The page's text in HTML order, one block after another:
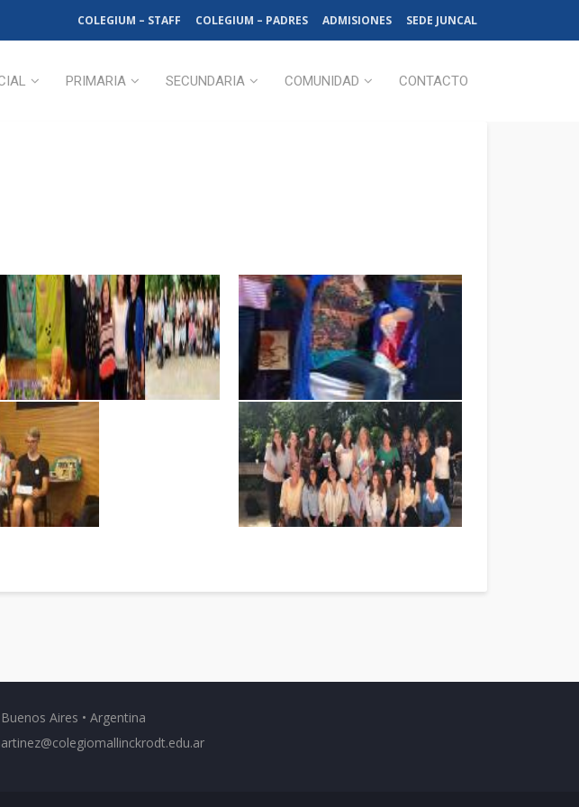
COLEGIUM – STAFF COLEGIUM – PADRES ADMISIONES SEDE JUNCAL
PRIMARIA SECUNDARIA COMUNIDAD CONTACTO
Aires • Argentina